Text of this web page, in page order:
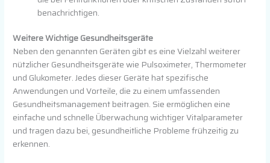
benachrichtigen.
Weitere Wichtige Gesundheitsgeräte
Neben den genannten Geräten gibt es eine Vielzahl weiterer
nützlicher Gesundheitsgeräte wie Pulsoximeter, Thermometer
und Glukometer. Jedes dieser Geräte hat spezifische
Anwendungen und Vorteile, die zu einem umfassenden
Gesundheitsmanagement beitragen. Sie ermöglichen eine
einfache und schnelle Überwachung wichtiger Vitalparameter
und tragen dazu bei, gesundheitliche Probleme frühzeitig zu
erkennen.